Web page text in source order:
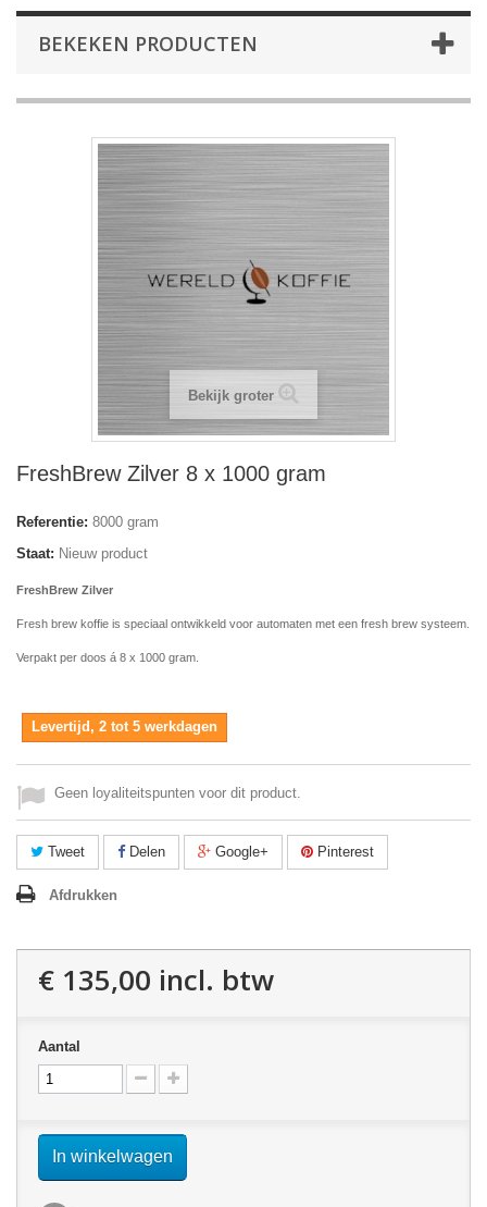
BEKEKEN PRODUCTEN
Bekijk groter
FreshBrew Zilver 8 x 1000 gram
Referentie: 8000 gram
Staat: Nieuw product
FreshBrew Zilver
Fresh brew koffie is speciaal ontwikkeld voor automaten met een fresh brew systeem.
Verpakt per doos á 8 x 1000 gram.
Levertijd, 2 tot 5 werkdagen
Geen loyaliteitspunten voor dit product.
Tweet Delen Google+ Pinterest
Afdrukken
€ 135,00 incl. btw
Aantal
In winkelwagen